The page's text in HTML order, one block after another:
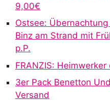
9,00€
Ostsee:
Binz am Strand mit
p.P.
FRANZIS:
3er Pack Benetton
Versand